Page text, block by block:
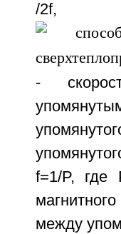
/
-
f=1/P, где
между